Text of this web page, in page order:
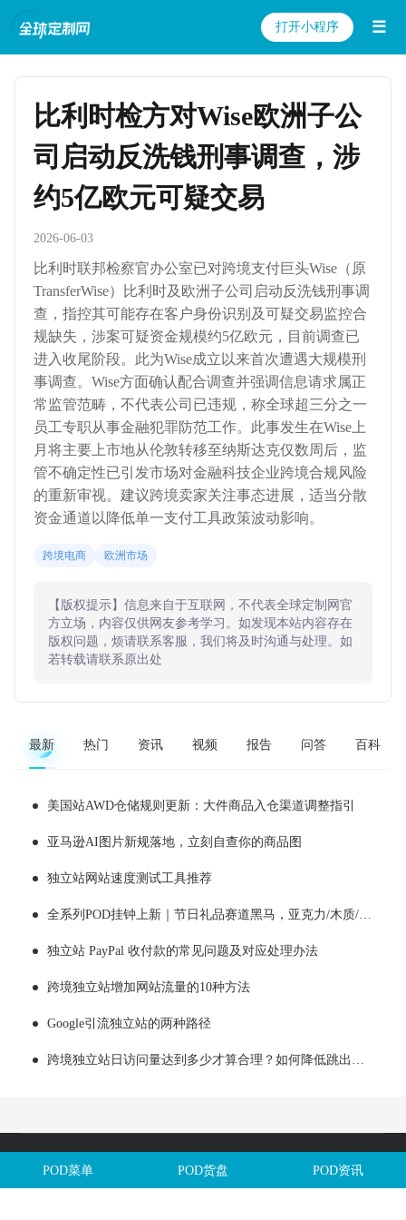
打开小程序 ☰
比利时检方对Wise欧洲子公
司启动反洗钱刑事调查，涉
约5亿欧元可疑交易
2026-06-03
比利时联邦检察官办公室已对跨境支付巨头Wise（原
TransferWise）比利时及欧洲子公司启动反洗钱刑事调
查，指控其可能存在客户身份识别及可疑交易监控合
规缺失，涉案可疑资金规模约5亿欧元，目前调查已
进入收尾阶段。此为Wise成立以来首次遭遇大规模刑
事调查。Wise方面确认配合调查并强调信息请求属正
常监管范畴，不代表公司已违规，称全球超三分之一
员工专职从事金融犯罪防范工作。此事发生在Wise上
月将主要上市地从伦敦转移至纳斯达克仅数周后，监
管不确定性已引发市场对金融科技企业跨境合规风险
的重新审视。建议跨境卖家关注事态进展，适当分散
资金通道以降低单一支付工具政策波动影响。
跨境电商 欧洲市场
【版权提示】信息来自于互联网，不代表全球定制网官
方立场，内容仅供网友参考学习。如发现本站内容存在
版权问题，烦请联系客服，我们将及时沟通与处理。如
若转载请联系原出处
最新 热门 资讯 视频 报告 问答 百科
美国站AWD仓储规则更新：大件商品入仓渠道调整指引
亚马逊AI图片新规落地，立刻自查你的商品图
独立站网站速度测试工具推荐
全系列POD挂钟上新｜节日礼品赛道黑马，亚克力/木质/铁艺/ 玻璃挂钟选品全解析！
独立站 PayPal 收付款的常见问题及对应处理办法
跨境独立站增加网站流量的10种方法
Google引流独立站的两种路径
跨境独立站日访问量达到多少才算合理？如何降低跳出率？
Copyright @全球定制网All Rights Reserved. 闽ICP备2025106563号
POD菜单 POD货盘 POD资讯